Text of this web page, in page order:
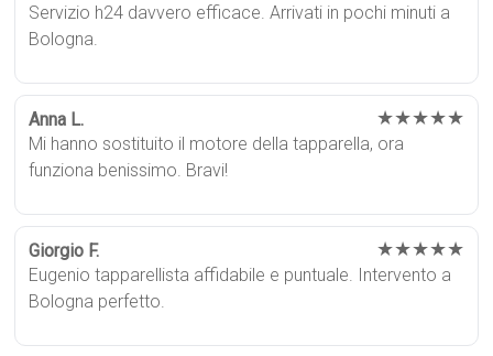
Servizio h24 davvero efficace. Arrivati in pochi minuti a
Bologna.
Anna L. ★★★★★
Mi hanno sostituito il motore della tapparella, ora
funziona benissimo. Bravi!
Giorgio F. ★★★★★
Eugenio tapparellista affidabile e puntuale. Intervento a
Bologna perfetto.